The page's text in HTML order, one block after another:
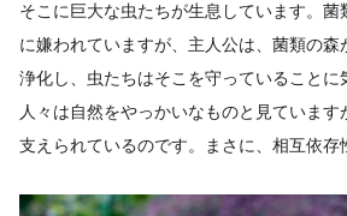
そこに巨大な虫たちが生息しています。菌
に嫌われていますが、主人公は、菌類の森
浄化し、虫たちはそこを守っていることに
人々は自然をやっかいなものと見ています
支えられているのです。まさに、相互依存